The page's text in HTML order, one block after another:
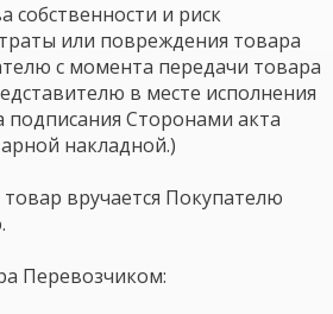
собственности и риск
или повреждения товара
с момента передачи товара
в месте исполнения
подписания Сторонами акта
накладной.)
товар вручается Покупателю
Перевозчиком: